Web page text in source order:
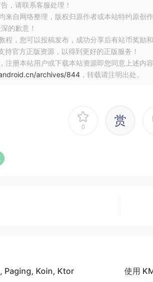
，请联系客服处理！
来自网络整理，版权归原作者或本站特约原创
的歉意！
程，您可以投稿发布，成功分享后有站币奖励和
持官方正版资源，以得到更好的正版服务！
注册本站用户或下载本站资源即您同意上述内容
archives/844 ，转载请注明出处。
0 赏
Paging, Koin, Ktor
使用